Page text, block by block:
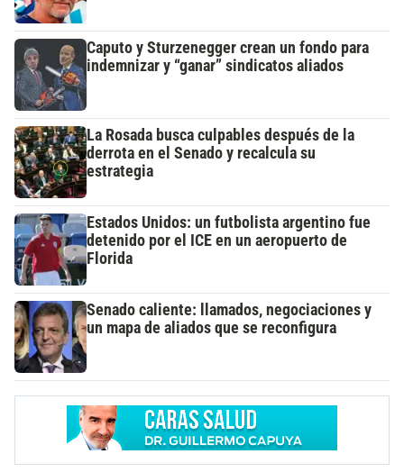
Caputo y Sturzenegger crean un fondo para
indemnizar y “ganar” sindicatos aliados
La Rosada busca culpables después de la
derrota en el Senado y recalcula su
estrategia
Estados Unidos: un futbolista argentino fue
detenido por el ICE en un aeropuerto de
Florida
Senado caliente: llamados, negociaciones y
un mapa de aliados que se reconfigura